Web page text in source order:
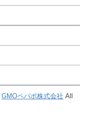
GMOペパボ株式会社 All